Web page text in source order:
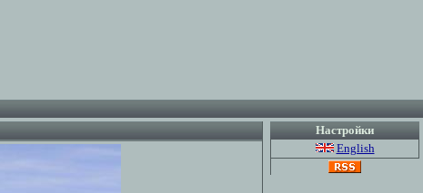
Настройки
English